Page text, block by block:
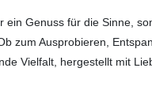
ein Genuss für die Sinne,
zum Ausprobieren,
Vielfalt, hergestellt mit